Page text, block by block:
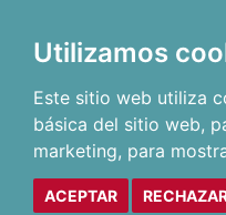
Utilizamos
Este sitio web utiliza
básica del sitio web,
marketing, para
ACEPTAR